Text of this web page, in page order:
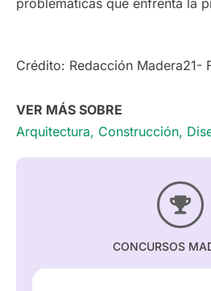
problemáticas que enfrenta la
Crédito: Redacción Madera21-
VER MÁS SOBRE
Arquitectura, Construcción,
CONCURSOS